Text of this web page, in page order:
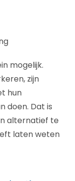
mogelijk.
zijn
hun
doen. Dat is
alternatief te
laten weten